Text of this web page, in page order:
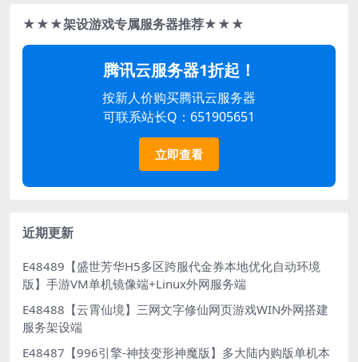
★★★架设游戏专属服务器推荐★★★
腾讯云服务器1折起！
按新人价购买腾讯云服务器
可联系站长Q：651905651
立即查看
近期更新
E48489【盛世芳华H5多区跨服代金券本地优化自动环境
版】手游VM单机镜像端+Linux外网服务端
E48488【云霄仙境】三网文字修仙网页游戏WIN外网搭建
服务架设端
E48487【996引擎-神技变形神魔版】多大陆内购版单机本